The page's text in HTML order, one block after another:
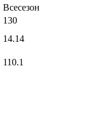
Всесезон
130
14.14
110.1